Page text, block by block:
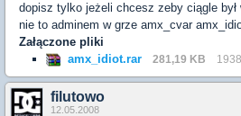
dopisz tylko jeżeli chcesz zeby ciągle
nie to adminem w grze amx_cvar
Załączone pliki
amx_idiot.rar
281,19 KB
filutowo
12.05.2008